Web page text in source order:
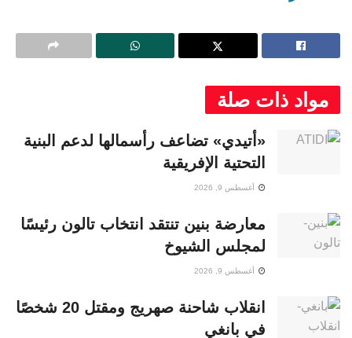
مواد ذات صلة
«أتيدي» تضاعف رأسمالها لدعم البنية
التحتية الإفريقية
أغسطس 9, 2026
معارضة بنين تنتقد انتخاب تالون رئيسًا
لمجلس الشيوخ
أغسطس 9, 2026
انقلاب شاحنة صهريج ومقتل 20 شخصًا
في بانغي